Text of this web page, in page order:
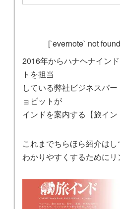
[`evernote` not
2016年からハナヘナイン
トを担当
している弊社ビジネスパ
ョビットが
インドを案内する【旅イン
これまでちらほら紹介は
わかりやすくするためにリ